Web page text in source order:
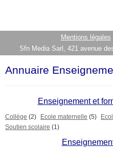
Mentions légales
Sfn Media Sarl, 421 avenue
Annuaire
Enseignement et
Collège (2) Ecole maternelle (5)
Soutien scolaire (1)